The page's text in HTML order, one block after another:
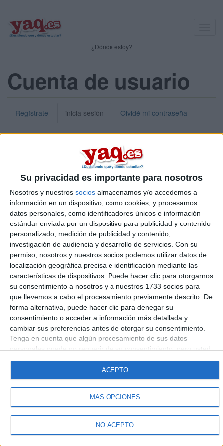
Su privacidad es importante para nosotros
Nosotros y nuestros socios almacenamos y/o accedemos a
información en un dispositivo, como cookies, y procesamos
datos personales, como identificadores únicos e información
estándar enviada por un dispositivo para publicidad y contenido
personalizado, medición de publicidad y contenido,
investigación de audiencia y desarrollo de servicios. Con su
permiso, nosotros y nuestros socios podemos utilizar datos de
localización geográfica precisa e identificación mediante las
características de dispositivos. Puede hacer clic para otorgarnos
su consentimiento a nosotros y a nuestros 1733 socios para
que llevemos a cabo el procesamiento previamente descrito. De
forma alternativa, puede hacer clic para denegar su
consentimiento o acceder a información más detallada y
cambiar sus preferencias antes de otorgar su consentimiento.
Tenga en cuenta que algún procesamiento de sus datos
personales puede no requerir de su consentimiento, pero usted
tiene el derecho de rechazar tal procesamiento. Sus
preferencias se aplicarán solo a este sitio web. Puede cambiar
sus preferencias o retirar su consentimiento en cualquier
momento volviendo a este sitio y haciendo clic en el botón
"Privacidad" en la parte inferior de la página web.
MÁS OPCIONES
NO ACEPTO
ACEPTO
¿Dónde estoy?
Cuenta de usuario
Regístrate inicia sesión Olvidé mi contraseña
Puedes iniciar sesión introduciendo tu nombre de usuario o tu
dirección de correo electrónico.
Contraseña:*
Introduce la contraseña que acompaña a tu nombre de usuario
Quiénes somos|Contactar |Anúnciate
Aviso legal|Politica de privacidad|Condiciones generales
de cookies
© 2003-2026Compás Mediterráneo S.L.- Diego de León 47 - 28006
Madrid [ESPAÑA] - Tel. +34 91 593 2767